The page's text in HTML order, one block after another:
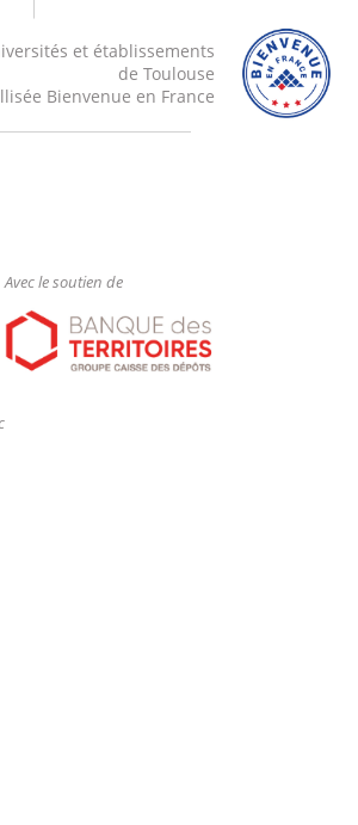
et établissements
de Toulouse
Bienvenue en France
Avec le soutien de